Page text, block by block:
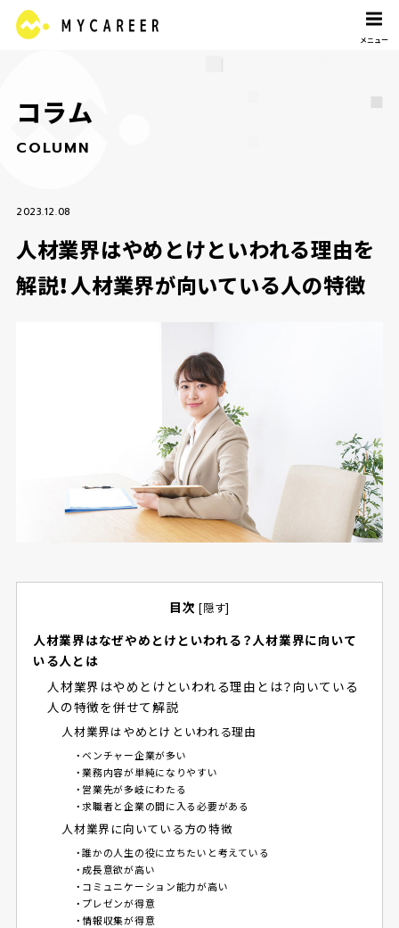
コラム
COLUMN
2023.12.08
人材業界はやめとけといわれる理由を
解説！人材業界が向いている人の特徴
目次 [隠す]
人材業界はなぜやめとけといわれる？人材業界に向いて
いる人とは
人材業界はやめとけといわれる理由とは？向いている
人の特徴を併せて解説
人材業界はやめとけといわれる理由
・ベンチャー企業が多い
・業務内容が単純になりやすい
・営業先が多岐にわたる
・求職者と企業の間に入る必要がある
人材業界に向いている方の特徴
・誰かの人生の役に立ちたいと考えている
・成長意欲が高い
・コミュニケーション能力が高い
・プレゼンが得意
・情報収集が得意